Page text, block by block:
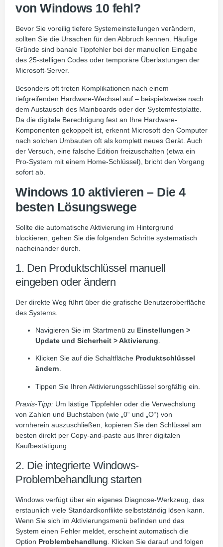
von Windows 10 fehl?
Bevor Sie voreilig tiefere Systemeinstellungen verändern,
sollten Sie die Ursachen für den Abbruch kennen. Häufige
Gründe sind banale Tippfehler bei der manuellen Eingabe
des 25-stelligen Codes oder temporäre Überlastungen der
Microsoft-Server.
Besonders oft treten Komplikationen nach einem
tiefgreifenden Hardware-Wechsel auf – beispielsweise nach
dem Austausch des Mainboards oder der Systemfestplatte.
Da die digitale Berechtigung fest an Ihre Hardware-
Komponenten gekoppelt ist, erkennt Microsoft den Computer
nach solchen Umbauten oft als komplett neues Gerät. Auch
der Versuch, eine falsche Edition freizuschalten (etwa ein
Pro-System mit einem Home-Schlüssel), bricht den Vorgang
sofort ab.
Windows 10 aktivieren – Die 4
besten Lösungswege
Sollte die automatische Aktivierung im Hintergrund
blockieren, gehen Sie die folgenden Schritte systematisch
nacheinander durch.
1. Den Produktschlüssel manuell
eingeben oder ändern
Der direkte Weg führt über die grafische Benutzeroberfläche
des Systems.
Navigieren Sie im Startmenü zu Einstellungen >
Update und Sicherheit > Aktivierung
Klicken Sie auf die Schaltfläche Produktschlüssel
ändern.
Tippen Sie Ihren Aktivierungsschlüssel sorgfältig ein.
Praxis-Tipp: Um lästige Tippfehler oder die Verwechslung
von Zahlen und Buchstaben (wie „0“ und „O“) von
vornherein auszuschließen, kopieren Sie den Schlüssel am
besten direkt per Copy-and-paste aus Ihrer digitalen
Kaufbestätigung.
2. Die integrierte Windows-
Problembehandlung starten
Windows verfügt über ein eigenes Diagnose-Werkzeug, das
erstaunlich viele Standardkonflikte selbstständig lösen kann.
Wenn Sie sich im Aktivierungsmenü befinden und das
System einen Fehler meldet, erscheint automatisch die
Option Problembehandlung . Klicken Sie darauf und folgen